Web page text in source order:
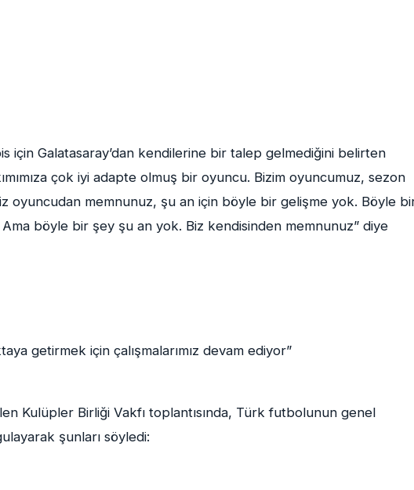
için Galatasaray’dan kendilerine bir talep gelmediğini belirten
çok iyi adapte olmuş bir oyuncu. Bizim oyuncumuz, sezon
oyuncudan memnunuz, şu an için böyle bir gelişme yok. Böyle
böyle bir şey şu an yok. Biz kendisinden memnunuz” diye
getirmek için çalışmalarımız devam ediyor”
Kulüpler Birliği Vakfı toplantısında, Türk futbolunun genel
şunları söyledi: